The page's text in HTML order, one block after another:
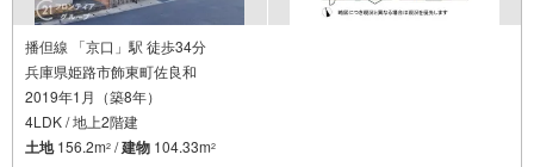
播但線 「京口」駅 徒歩34分
兵庫県姫路市飾東町佐良和
2019年1月（築8年）
4LDK / 地上2階建
土地156.2m2 /建物 104.33m2